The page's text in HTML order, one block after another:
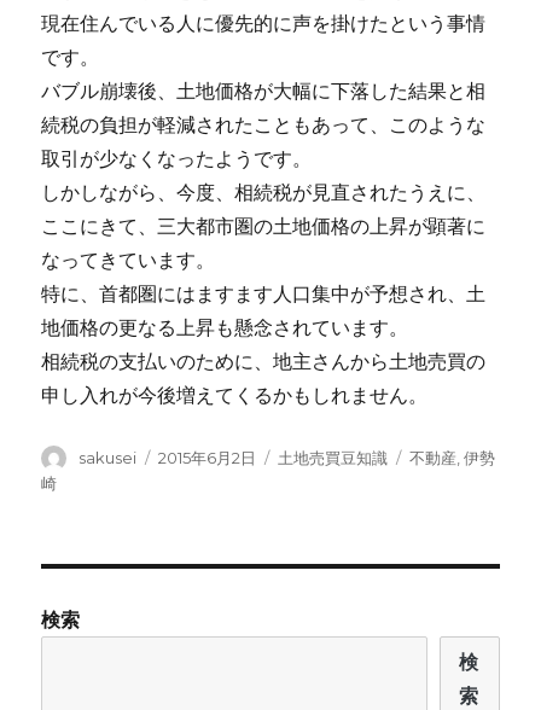
現在住んでいる人に優先的に声を掛けたという事情
です。
バブル崩壊後、土地価格が大幅に下落した結果と相
続税の負担が軽減されたこともあって、このような
取引が少なくなったようです。
しかしながら、今度、相続税が見直されたうえに、
ここにきて、三大都市圏の土地価格の上昇が顕著に
なってきています。
特に、首都圏にはますます人口集中が予想され、土
地価格の更なる上昇も懸念されています。
相続税の支払いのために、地主さんから土地売買の
申し入れが今後増えてくるかもしれません。
投
sakusei
投
2015年6月2日
カ
土地売買豆知識
タ
不動産 ,伊勢
崎
検索
検
索